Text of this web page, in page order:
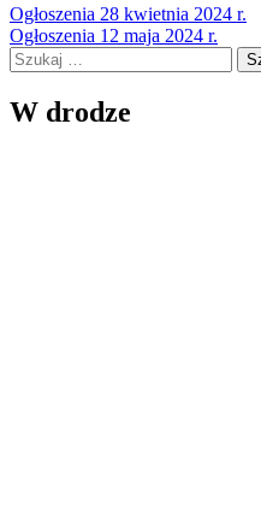
Nawigacja
wpisu
Ogłoszenia 28 kwietnia 2024 r.
Ogłoszenia 12 maja 2024 r.
Szukaj:
W drodze